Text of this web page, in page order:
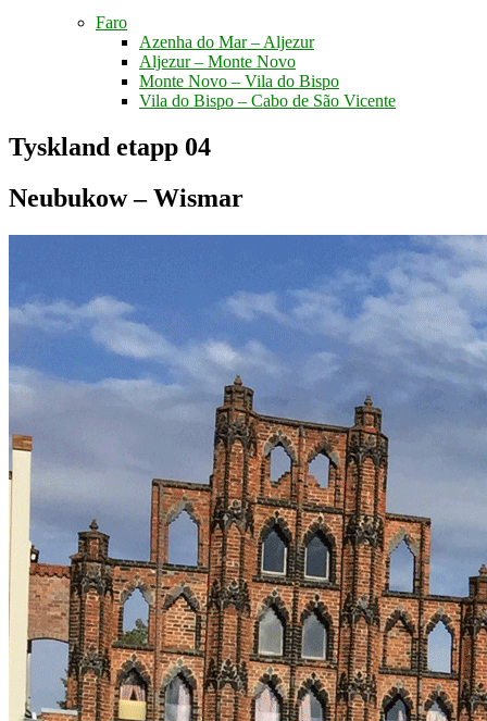
Faro
Azenha do Mar – Aljezur
Aljezur – Monte Novo
Monte Novo – Vila do Bispo
Vila do Bispo – Cabo de São Vicente
Tyskland etapp 04
Neubukow – Wismar